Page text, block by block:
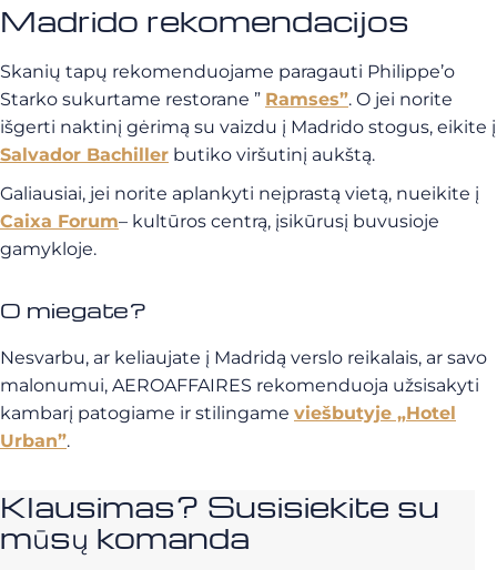
Madrido rekomendacijos
Skanių tapų rekomenduojame paragauti Philippe’o
Starko sukurtame restorane ” Ramses”. O jei norite
išgerti naktinį gėrimą su vaizdu į Madrido stogus, eikite į
Salvador Bachiller butiko viršutinį aukštą.
Galiausiai, jei norite aplankyti neįprastą vietą, nueikite į
Caixa Forum– kultūros centrą, įsikūrusį buvusioje
gamykloje.
O miegate?
Nesvarbu, ar keliaujate į Madridą verslo reikalais, ar savo
malonumui, AEROAFFAIRES rekomenduoja užsisakyti
kambarį patogiame ir stilingame viešbutyje „Hotel
Urban”.
Klausimas? Susisiekite su
mūsų komanda